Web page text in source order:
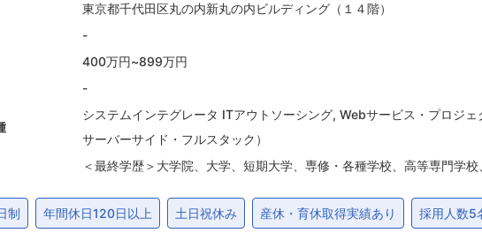
今後も継続的な需要が見込まれる中で、戦略的投資を実施しました。（5
的な開発設備、分析機器を揃え、急成長する半導体に使用される感光材の供給体制を
東京都千代田区丸の内新丸の内ビルディング（１４階）
-
400万円~899万円
-
システムインテグレータ ITアウトソーシング, Webサービス・プロジェ
サーバーサイド・フルスタック）
＜最終学歴＞大学院、大学、短期大学、専修・各種学校、高等専門学
制 年間休日120日以上 土日祝休み 産休・育休取得実績あり 採用人数5